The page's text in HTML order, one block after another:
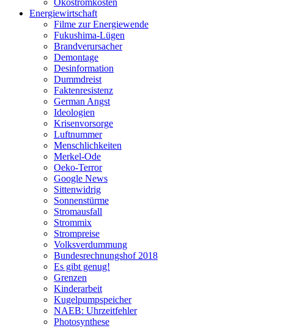
Ökostromkosten
Energiewirtschaft
Filme zur Energiewende
Fukushima-Lügen
Brandverursacher
Demontage
Desinformation
Dummdreist
Faktenresistenz
German Angst
Ideologien
Krisenvorsorge
Luftnummer
Menschlichkeiten
Merkel-Ode
Oeko-Terror
Google News
Sittenwidrig
Sonnenstürme
Stromausfall
Strommix
Strompreise
Volksverdummung
Bundesrechnungshof 2018
Es gibt genug!
Grenzen
Kinderarbeit
Kugelpumpspeicher
NAEB: Uhrzeitfehler
Photosynthese